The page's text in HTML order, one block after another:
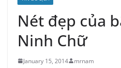
Nét đẹp của
Ninh Chữ
January 15, 2014 mrnam